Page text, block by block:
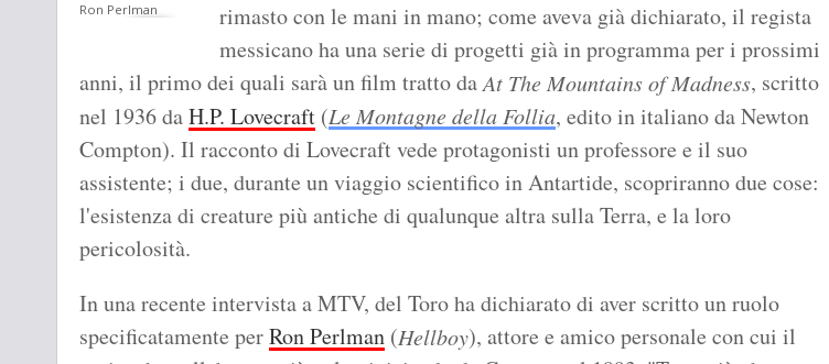
Ron Perlman
rimasto con le mani in mano; come aveva già dichiarato, il regista
messicano ha una serie di progetti già in programma per i prossimi
anni, il primo dei quali sarà un film tratto daAt The Mountains of Madness, scritto
nel 1936 daH.P. Lovecraft (Le Montagne della Follia, edito in italiano da Newton
Compton). Il racconto di Lovecraft vede protagonisti un professore e il suo
assistente; i due, durante un viaggio scientifico in Antartide, scopriranno due cose:
l'esistenza di creature più antiche di qualunque altra sulla Terra, e la loro
pericolosità.
In una recente intervista a MTV, del Toro ha dichiarato di aver scritto un ruolo
specificatamente perRon Perlman (Hellboy), attore e amico personale con cui il